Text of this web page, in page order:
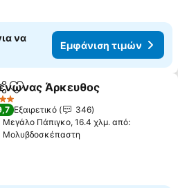
να
Εμφάνιση τιμών
Προσθήκη στα αγαπημένα
Άρκευθος
Εξαιρετικό
346
Μεγάλο Πάπιγκο, 16.4 χλμ. από:
Μολυβδοσκέπαστη